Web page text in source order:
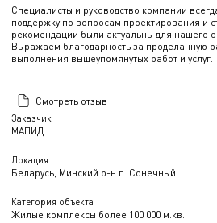
Заказчик
МАПИД
Локация
Беларусь, Минский р-н п. Сонечный
Категория объекта
Жилые комплексы более 100 000 м.кв.
Специалисты и руководство компании
поддержку по вопросам проектирования и
рекомендации были актуальны для нашего
Выражаем благодарность за проделанную
выполнения вышеупомянутых работ и услуг.
Смотреть отзыв